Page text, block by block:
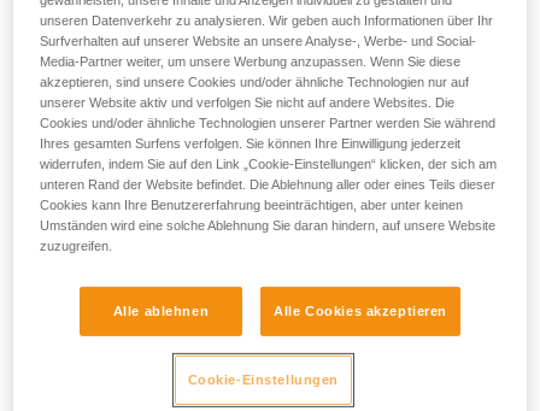
Für jede Situation muss eine Gefährdungsbeurteilung
durchgeführt werden, um die bestmögliche Lösung zu
bestimmen.
Hinweis: Wie bei allen Anschlageinrichtungen ist es ratsam,
das Prinzip der Redundanz zu beachten und bei der
Sicherheit des Anwenders nicht ausschließlich auf ein
Produkt zu vertrauen.
Plattform mit Rückhaltesystemen ausgerüstet sind und kein
Absturzrisiko besteht, ist ein als Geländerseil installiertes
GRILLON ausreichend.
unseren Datenverkehr zu analysieren. Wir geben auch Informationen über Ihr
Surfverhalten auf unserer Website an unsere Analyse-, Werbe- und Social-
Media-Partner weiter, um unsere Werbung anzupassen. Wenn Sie diese
akzeptieren, sind unsere Cookies und/oder ähnliche Technologien nur auf
unserer Website aktiv und verfolgen Sie nicht auf andere Websites. Die
Cookies und/oder ähnliche Technologien unserer Partner werden Sie während
Ihres gesamten Surfens verfolgen. Sie können Ihre Einwilligung jederzeit
widerrufen, indem Sie auf den Link „Cookie-Einstellungen“ klicken, der sich am
unteren Rand der Website befindet. Die Ablehnung aller oder eines Teils dieser
Cookies kann Ihre Benutzererfahrung beeinträchtigen, aber unter keinen
Umständen wird eine solche Ablehnung Sie daran hindern, auf unsere Website
zuzugreifen.
Alle ablehnen Alle Cookies akzeptieren
Cookie-Einstellungen